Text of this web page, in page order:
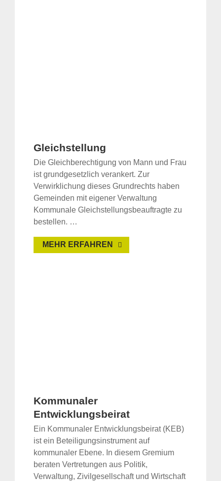
Gleichstellung
Die Gleichberechtigung von Mann und Frau
ist grundgesetzlich verankert. Zur
Verwirklichung dieses Grundrechts haben
Gemeinden mit eigener Verwaltung
Kommunale Gleichstellungsbeauftragte zu
bestellen. …
MEHR ERFAHREN
Kommunaler
Entwicklungsbeirat
Ein Kommunaler Entwicklungsbeirat (KEB)
ist ein Beteiligungsinstrument auf
kommunaler Ebene. In diesem Gremium
beraten Vertretungen aus Politik,
Verwaltung, Zivilgesellschaft und Wirtschaft